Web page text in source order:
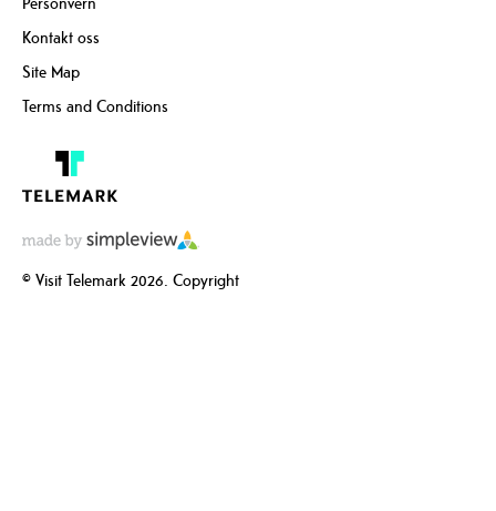
Kontakt oss
Site Map
Terms and Conditions
© Visit Telemark 2026. Copyright